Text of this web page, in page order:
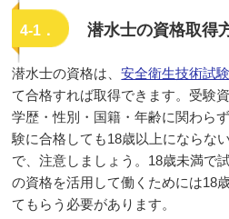
4-1． 潜水士の資格取得
潜水士の資格は、安全衛生技術試
て合格すれば取得できます。受験
学歴・性別・国籍・年齢に関わら
験に合格しても18歳以上にならな
で、注意しましょう。18歳未満で
の資格を活用して働くためには18
てもらう必要があります。